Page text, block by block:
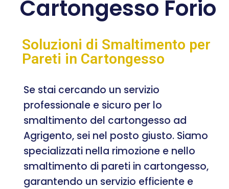
Cartongesso Forio
Soluzioni di Smaltimento per
Pareti in Cartongesso
Se stai cercando un servizio
professionale e sicuro per lo
smaltimento del cartongesso ad
Agrigento, sei nel posto giusto. Siamo
specializzati nella rimozione e nello
smaltimento di pareti in cartongesso,
garantendo un servizio efficiente e